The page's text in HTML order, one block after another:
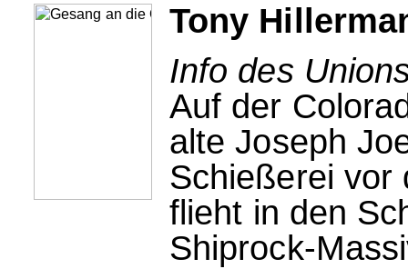
Tony
Info des
Auf der
alte Joseph
Schießerei vor
flieht in den
Shiprock-